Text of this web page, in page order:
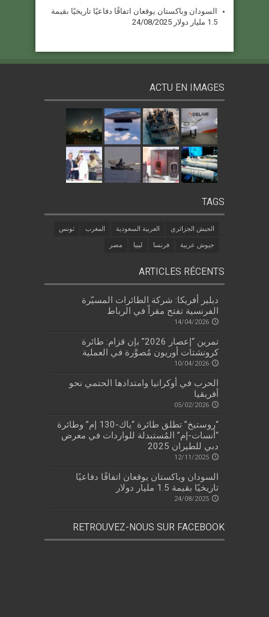
السودان وباكستان يوقعان اتفاقًا دفاعيًا تاريخيًا بقيمة
1.5 مليار دولار
24/08/2025
ACTU EN IMAGES
TAGS
الجيش الجزائري العربية السعودية المغرب تونس
جيوش عربية فرنسا ليبيا مصر
ARTICLES RÉCENTS
ديلير أفريكا: شركة الطائرات المسيّرة
الفرنسية تفتح مقراً في الرباط
14/04/2026
تمرين “إعصار 2026” بإن قزام: طائرة
كرونشتات أوريون مُصوَّرة في العملية
10/04/2026
الحرب في أوكرانيا وامتدادها الحتمي نحو
أفريقيا
05/02/2026
“روستيخ” تطلق طائرة “ياك-130 إم” وطائرة
“أنسات-إم” المُستبدلة للواردات في معرض
دبي للطيران 2025
12/11/2025
السودان وباكستان يوقعان اتفاقًا دفاعيًا
تاريخيًا بقيمة 1.5 مليار دولار
24/08/2025
RETROUVEZ-NOUS SUR FACEBOOK